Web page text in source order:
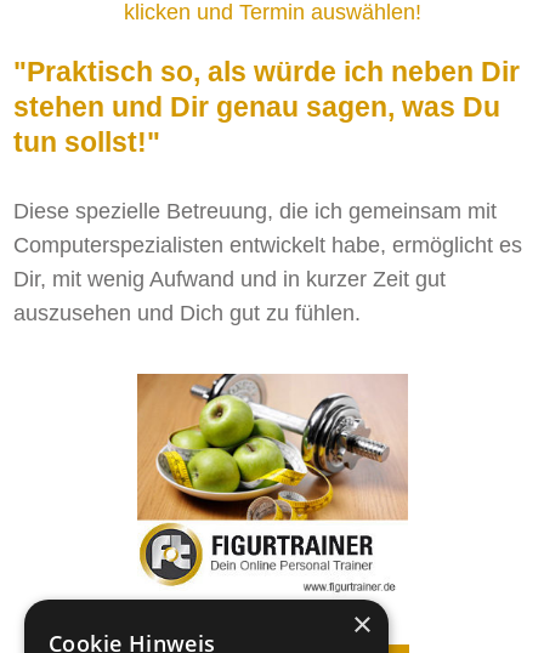
klicken und Termin auswählen!
"Praktisch so, als würde ich neben Dir
stehen und Dir genau sagen, was Du
tun sollst!"
Diese spezielle Betreuung, die ich gemeinsam mit
Computerspezialisten entwickelt habe, ermöglicht es
Dir, mit wenig Aufwand und in kurzer Zeit gut
auszusehen und Dich gut zu fühlen.
×
Cookie Hinweis